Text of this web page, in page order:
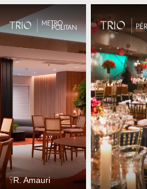
R. Amauri